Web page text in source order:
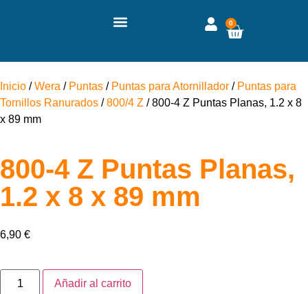
0
Inicio /Wera / Puntas / Puntas para Atornillador / Puntas para
Tornillos Ranurados /800/4 Z / 800-4 Z Puntas Planas, 1.2 x 8
x 89 mm
800-4 Z Puntas Planas,
1.2 x 8 x 89 mm
6,90 €
Añadir al carrito